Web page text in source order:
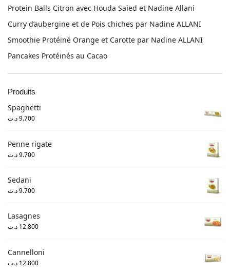
Protein Balls Citron avec Houda Saied et Nadine Allani
Curry d’aubergine et de Pois chiches par Nadine ALLANI
Smoothie Protéiné Orange et Carotte par Nadine ALLANI
Pancakes Protéinés au Cacao
Produits
Spaghetti
9.700د.ت
Penne rigate
9.700د.ت
Sedani
9.700د.ت
Lasagnes
12.800 د.ت
Cannelloni
12.800 د.ت